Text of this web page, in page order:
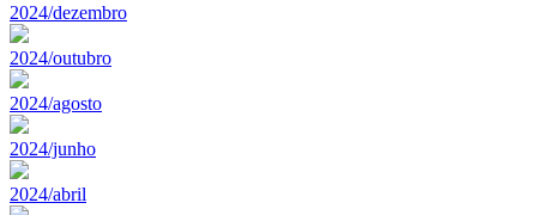
2024/dezembro
2024/outubro
2024/agosto
2024/junho
2024/abril